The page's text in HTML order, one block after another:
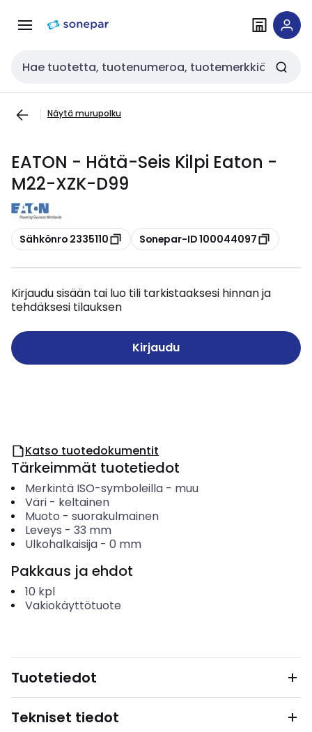
navigointiinsisältöön
Haku
Näytä murupolku
EATON - Hätä-Seis Kilpi Eaton -
M22-XZK-D99
Kopioi
Sähkönro 2335110 Kopioi
Sonepar-ID 100044097
Kirjaudu sisään tai luo tili tarkistaaksesi hinnan ja
tehdäksesi tilauksen
Kirjaudu
Katso tuotedokumentit
Tärkeimmät tuotetiedot
Merkintä ISO-symboleilla- muu
Väri- keltainen
Muoto - suorakulmainen
Leveys - 33 mm
Ulkohalkaisija- 0 mm
Pakkaus ja ehdot
10 kpl
Vakiokäyttötuote
Tuotetiedot
Tekniset tiedot